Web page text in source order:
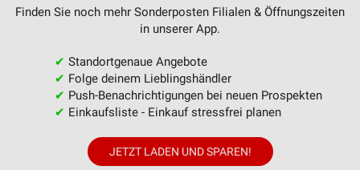
Finden Sie noch mehr Sonderposten Filialen & Öffnungszeiten
in unserer App.
✔ Standortgenaue Angebote
✔ Folge deinem Lieblingshändler
✔ Push-Benachrichtigungen bei neuen Prospekten
✔ Einkaufsliste - Einkauf stressfrei planen
JETZT LADEN UND SPAREN!